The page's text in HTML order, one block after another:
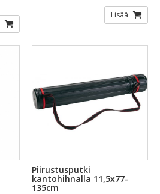
Lisää
Piirustusputki
kantohihnalla 11,5x77-
135cm